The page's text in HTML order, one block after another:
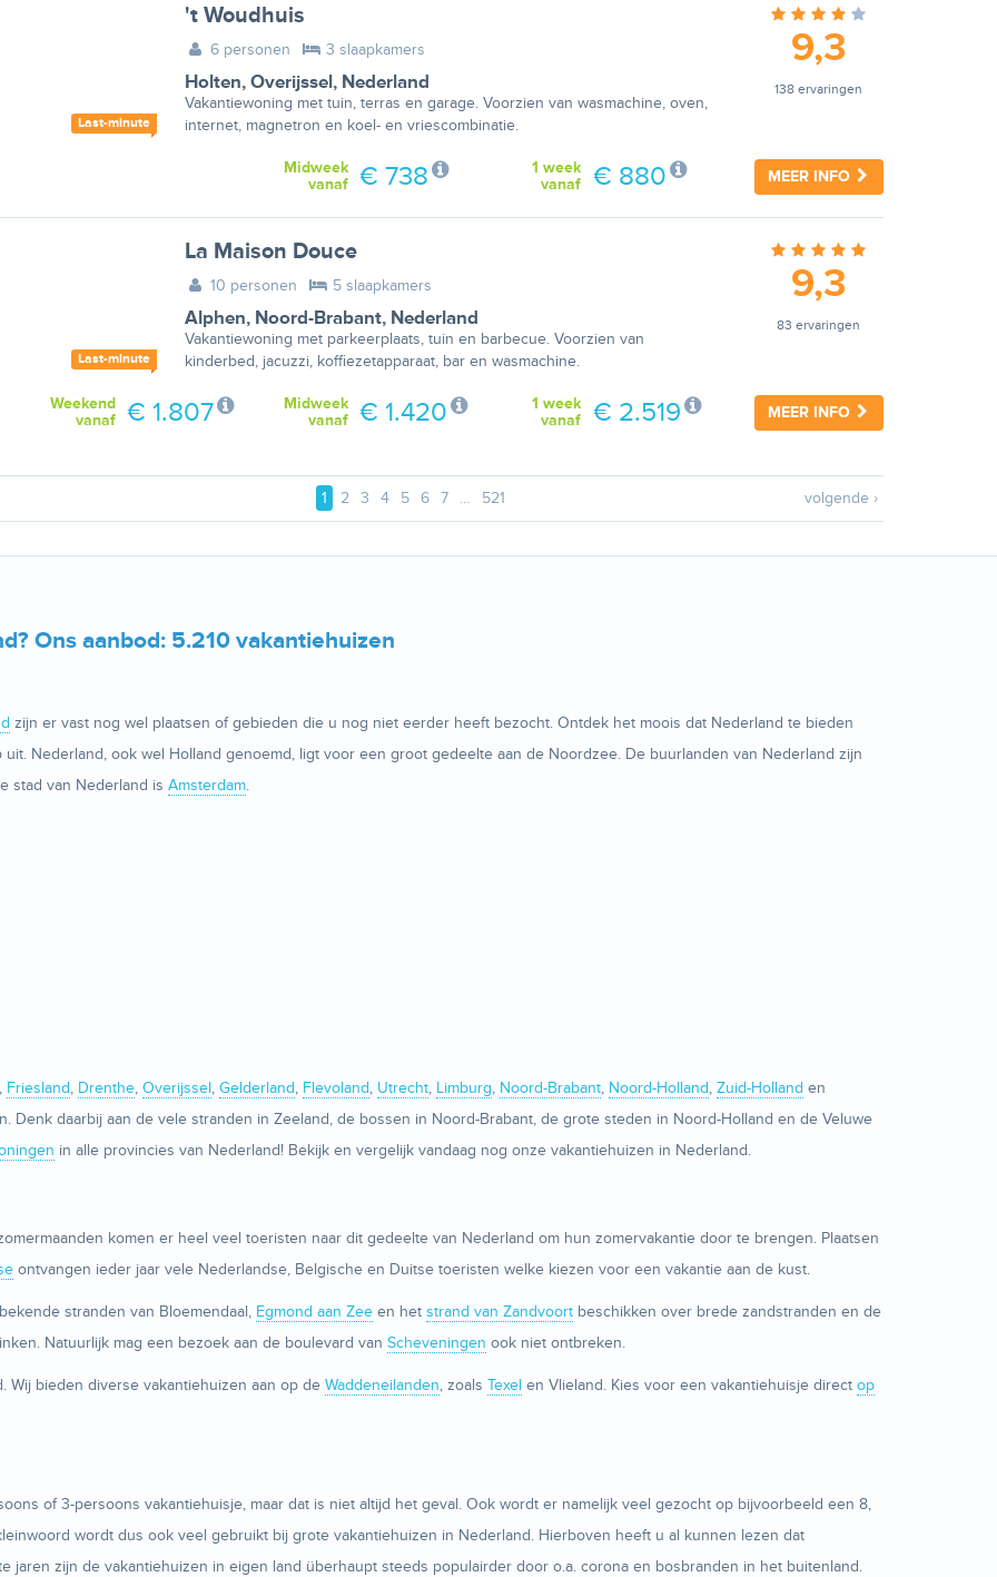
Last-minute
't Woudhuis
6 personen 3 slaapkamers
Holten, Overijssel, Nederland
Vakantiewoning met tuin, terras en garage. Voorzien van wasmachine, oven,
internet, magnetron en koel- en vriescombinatie.
9,3
138 ervaringen
MEER INFO
1 week
vanaf
€ 880
Midweek
vanaf
€ 738
Last-minute
La Maison Douce
10 personen 5 slaapkamers
Alphen, Noord-Brabant, Nederland
Vakantiewoning met parkeerplaats, tuin en barbecue. Voorzien van
kinderbed, jacuzzi, koffiezetapparaat, bar en wasmachine.
9,3
83 ervaringen
MEER INFO
1 week
vanaf
€ 2.519
Midweek
vanaf
€ 1.420
Weekend
vanaf
€ 1.807
1 2 3 4 5 6 7 … 521 volgende ›
Ons aanbod: 5.210 vakantiehuizen
zijn er vast nog wel plaatsen of gebieden die u nog niet eerder heeft bezocht. Ontdek het moois dat Nederland te bieden
Nederland, ook wel Holland genoemd, ligt voor een groot gedeelte aan de Noordzee. De buurlanden van Nederland zijn
stad van Nederland is Amsterdam.
, Friesland, Drenthe, Overijssel, Gelderland, Flevoland, Utrecht, Limburg, Noord-Brabant, Noord-Holland, Zuid-Holland en
Denk daarbij aan de vele stranden in Zeeland, de bossen in Noord-Brabant, de grote steden in Noord-Holland en de Veluwe
in alle provincies van Nederland! Bekijk en vergelijk vandaag nog onze vakantiehuizen in Nederland.
komen er heel veel toeristen naar dit gedeelte van Nederland om hun zomervakantie door te brengen. Plaatsen
ontvangen ieder jaar vele Nederlandse, Belgische en Duitse toeristen welke kiezen voor een vakantie aan de kust.
stranden van Bloemendaal, Egmond aan Zee en het strand van Zandvoort beschikken over brede zandstranden en de
Natuurlijk mag een bezoek aan de boulevard van Scheveningen ook niet ontbreken.
bieden diverse vakantiehuizen aan op de Waddeneilanden, zoals Texel en Vlieland. Kies voor een vakantiehuisje direct op
of 3-persoons vakantiehuisje, maar dat is niet altijd het geval. Ook wordt er namelijk veel gezocht op bijvoorbeeld een 8,
wordt dus ook veel gebruikt bij grote vakantiehuizen in Nederland. Hierboven heeft u al kunnen lezen dat
jaren zijn de vakantiehuizen in eigen land überhaupt steeds populairder door o.a. corona en bosbranden in het buitenland.